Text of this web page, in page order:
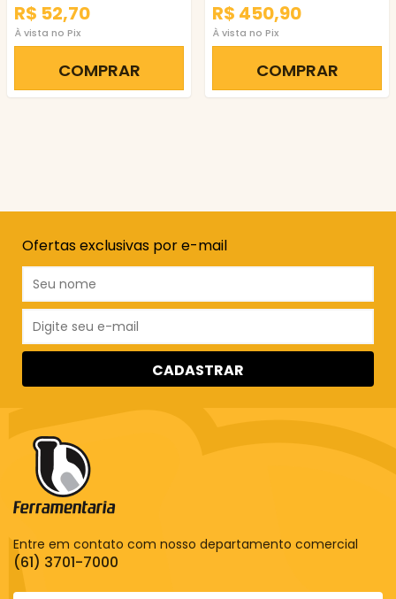
R$ 52,70
À vista no Pix
COMPRAR
R$ 450,90
À vista no Pix
COMPRAR
Ofertas exclusivas por e-mail
CADASTRAR
Entre em contato com nosso departamento comercial
(61) 3701-7000